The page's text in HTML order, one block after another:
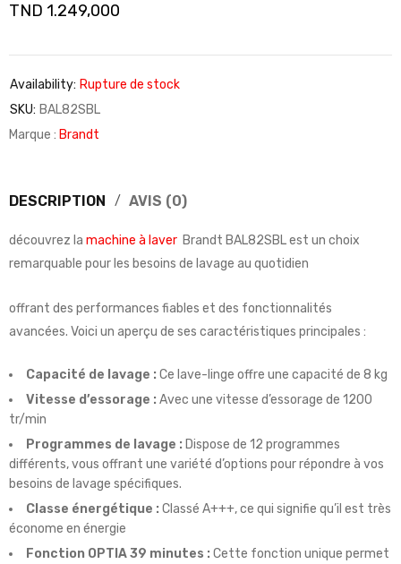
TND 1.249,000
Availability: Rupture de stock
SKU: BAL82SBL
Marque : Brandt
DESCRIPTION AVIS (0)
découvrez la machine à laver Brandt BAL82SBL est un choix
remarquable pour les besoins de lavage au quotidien
offrant des performances fiables et des fonctionnalités
avancées. Voici un aperçu de ses caractéristiques principales :
Capacité de lavage : Ce lave-linge offre une capacité de 8 kg
Vitesse d’essorage : Avec une vitesse d’essorage de 1200
tr/min
Programmes de lavage : Dispose de 12 programmes
différents, vous offrant une variété d’options pour répondre à vos
besoins de lavage spécifiques.
Classe énergétique : Classé A+++, ce qui signifie qu’il est très
économe en énergie
Fonction OPTIA 39 minutes : Cette fonction unique permet